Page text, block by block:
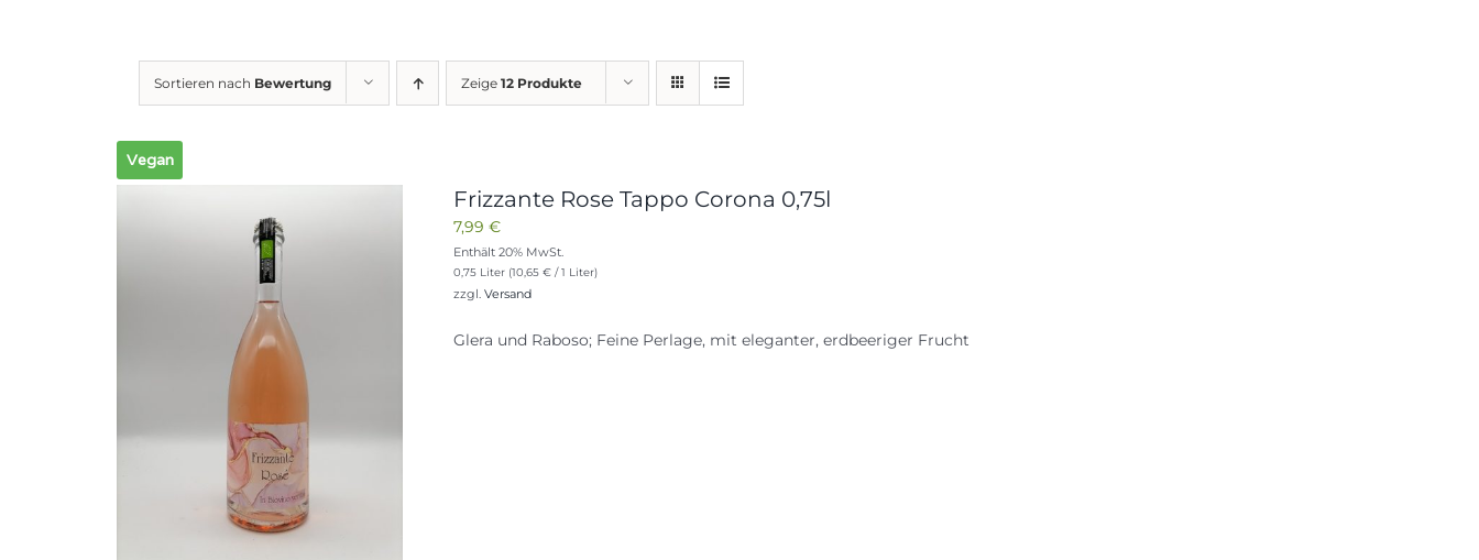
Sortieren nach Bewertung Zeige12 Produkte
Vegan
Frizzante Rose Tappo Corona 0,75l
7,99 €
Enthält 20% MwSt.
0,75 Liter (10,65 €/ 1 Liter)
zzgl. Versand
Glera und Raboso; Feine Perlage, mit eleganter, erdbeeriger Frucht